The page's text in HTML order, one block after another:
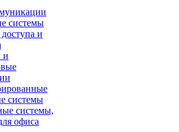
системы
и
и
системы
системы,
офиса